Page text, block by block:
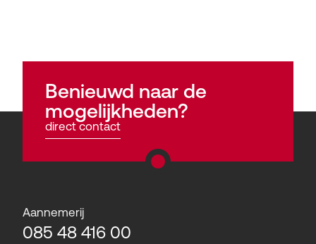
Benieuwd naar de
mogelijkheden?
direct contact
Aannemerij
085 48 416 00